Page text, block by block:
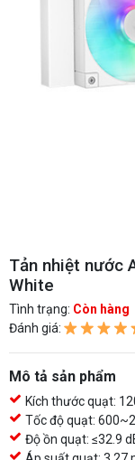
Tản nhiệt nước
White
Tình trạng: Còn hàng
Đánh giá:
Mô tả sản phẩm
Kích thước quạt:
Tốc độ quạt:
Độ ồn quạt: ≤32.9